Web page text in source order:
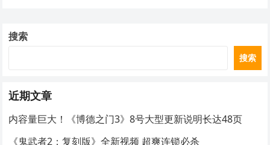
搜索
搜索
近期文章
内容量巨大！《博德之门3》8号大型更新说明长达48页
《鬼武者2：复刻版》全新视频 超爽连锁必杀